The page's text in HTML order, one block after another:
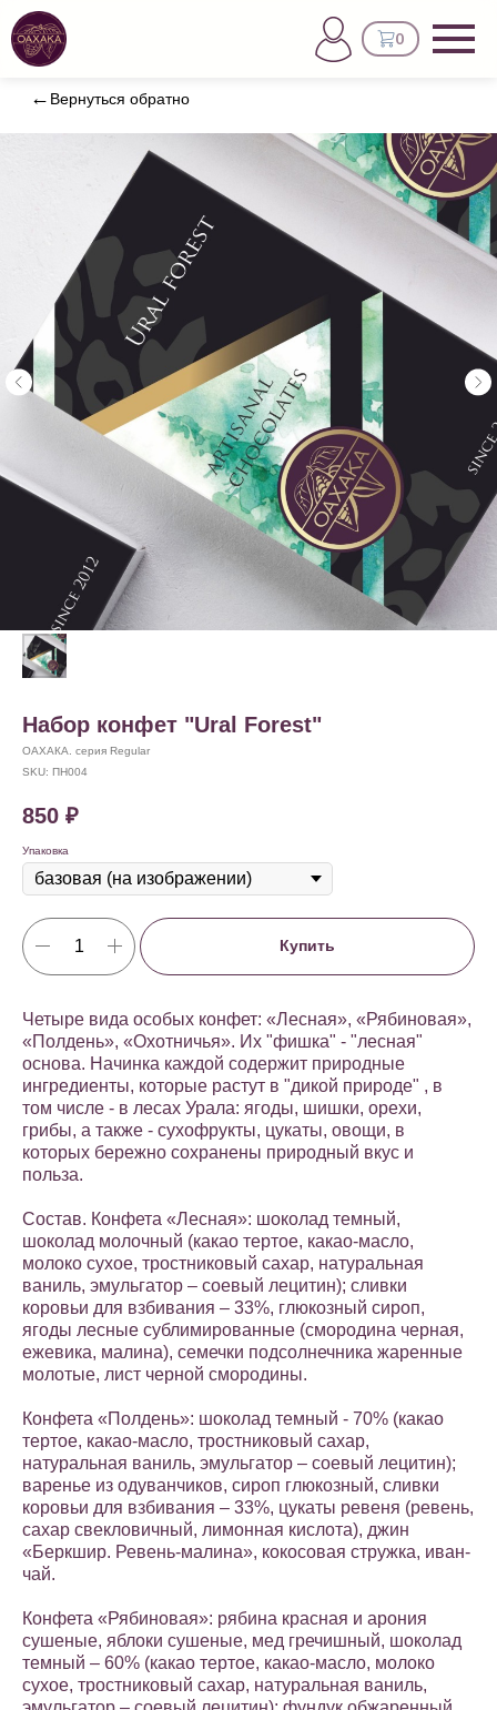
0
Вернуться обратно
Набор конфет "Ural Forest"
ОАХАКА. серия Regular
SKU: ПН004
850 ₽
Упаковка
Купить
Четыре вида особых конфет: «Лесная», «Рябиновая»,
«Полдень», «Охотничья». Их "фишка" - "лесная"
основа. Начинка каждой содержит природные
ингредиенты, которые растут в "дикой природе" , в
том числе - в лесах Урала: ягоды, шишки, орехи,
грибы, а также - сухофрукты, цукаты, овощи, в
которых бережно сохранены природный вкус и
польза.
Состав. Конфета «Лесная»: шоколад темный,
шоколад молочный (какао тертое, какао-масло,
молоко сухое, тростниковый сахар, натуральная
ваниль, эмульгатор – соевый лецитин); сливки
коровьи для взбивания – 33%, глюкозный сироп,
ягоды лесные сублимированные (смородина черная,
ежевика, малина), семечки подсолнечника жаренные
молотые, лист черной смородины.
Конфета «Полдень»: шоколад темный - 70% (какао
тертое, какао-масло, тростниковый сахар,
натуральная ваниль, эмульгатор – соевый лецитин);
варенье из одуванчиков, сироп глюкозный, сливки
коровьи для взбивания – 33%, цукаты ревеня (ревень,
сахар свекловичный, лимонная кислота), джин
«Беркшир. Ревень-малина», кокосовая стружка, иван-
чай.
Конфета «Рябиновая»: рябина красная и арония
сушеные, яблоки сушеные, мед гречишный, шоколад
темный – 60% (какао тертое, какао-масло, молоко
сухое, тростниковый сахар, натуральная ваниль,